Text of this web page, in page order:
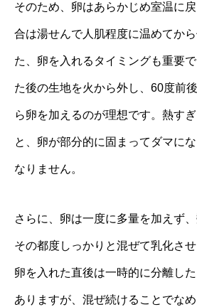
そのため、卵はあらかじめ室温に
合は湯せんで人肌程度に温めてか
た、卵を入れるタイミングも重要
た後の生地を火から外し、60度前
ら卵を加えるのが理想です。熱す
と、卵が部分的に固まってダマに
なりません。
さらに、卵は一度に多量を加えず
その都度しっかりと混ぜて乳化させ
卵を入れた直後は一時的に分離し
ありますが、混ぜ続けることでな